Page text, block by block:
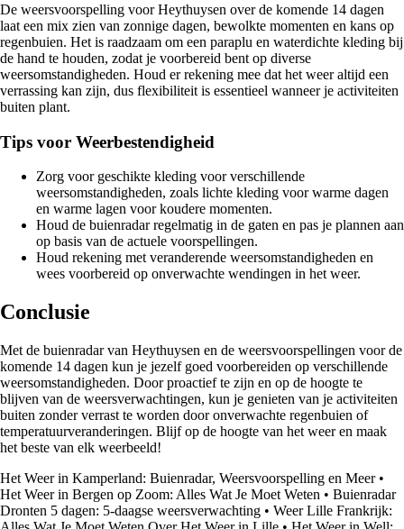
De weersvoorspelling voor Heythuysen over de komende 14 dagen
laat een mix zien van zonnige dagen, bewolkte momenten en kans op
regenbuien. Het is raadzaam om een paraplu en waterdichte kleding bij
de hand te houden, zodat je voorbereid bent op diverse
weersomstandigheden. Houd er rekening mee dat het weer altijd een
verrassing kan zijn, dus flexibiliteit is essentieel wanneer je activiteiten
buiten plant.
Tips voor Weerbestendigheid
Zorg voor geschikte kleding voor verschillende
weersomstandigheden, zoals lichte kleding voor warme dagen
en warme lagen voor koudere momenten.
Houd de buienradar regelmatig in de gaten en pas je plannen aan
op basis van de actuele voorspellingen.
Houd rekening met veranderende weersomstandigheden en
wees voorbereid op onverwachte wendingen in het weer.
Conclusie
Met de buienradar van Heythuysen en de weersvoorspellingen voor de
komende 14 dagen kun je jezelf goed voorbereiden op verschillende
weersomstandigheden. Door proactief te zijn en op de hoogte te
blijven van de weersverwachtingen, kun je genieten van je activiteiten
buiten zonder verrast te worden door onverwachte regenbuien of
temperatuurveranderingen. Blijf op de hoogte van het weer en maak
het beste van elk weerbeeld!
Het Weer in Kamperland: Buienradar, Weersvoorspelling en Meer•
Het Weer in Bergen op Zoom: Alles Wat Je Moet Weten • Buienradar
Dronten 5 dagen: 5-daagse weersverwachting • Weer Lille Frankrijk: